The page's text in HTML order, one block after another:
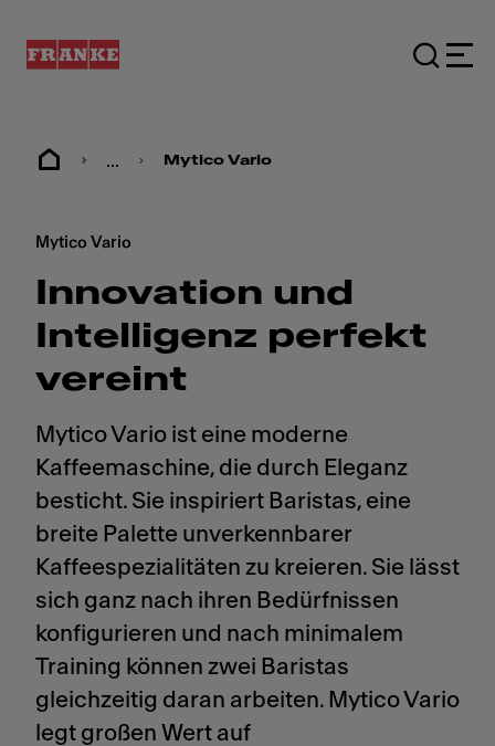
... Mytico Vario
Mytico Vario
Innovation und
Intelligenz perfekt
vereint
Mytico Vario ist eine moderne
Kaffeemaschine, die durch Eleganz
besticht. Sie inspiriert Baristas, eine
breite Palette unverkennbarer
Kaffeespezialitäten zu kreieren. Sie lässt
sich ganz nach ihren Bedürfnissen
konfigurieren und nach minimalem
Training können zwei Baristas
gleichzeitig daran arbeiten. Mytico Vario
legt großen Wert auf